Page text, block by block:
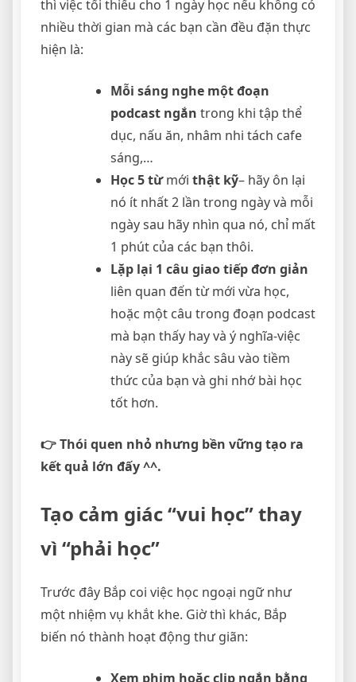
thì việc tối thiểu cho 1 ngày học nếu không có
nhiều thời gian mà các bạn cần đều đặn thực
hiện là:
Mỗi sáng nghe một đoạn
podcast ngắn trong khi tập thể
dục, nấu ăn, nhâm nhi tách cafe
sáng,…
Học 5 từmới thật kỹ– hãy ôn lại
nó ít nhất 2 lần trong ngày và mỗi
ngày sau hãy nhìn qua nó, chỉ mất
1 phút của các bạn thôi.
Lặp lại 1 câu giao tiếp đơn giản
liên quan đến từ mới vừa học,
hoặc một câu trong đoạn podcast
mà bạn thấy hay và ý nghĩa-việc
này sẽ giúp khắc sâu vào tiềm
thức của bạn và ghi nhớ bài học
tốt hơn.
👉 Thói quen nhỏ nhưng bền vững tạo ra
kết quả lớn đấy ^^.
Tạo cảm giác “vui học” thay
vì “phải học”
Trước đây Bắp coi việc học ngoại ngữ như
một nhiệm vụ khắt khe. Giờ thì khác, Bắp
biến nó thành hoạt động thư giãn:
Xem phim hoặc clip ngắn bằng